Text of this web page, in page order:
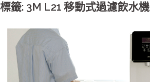
標籤: 3M L21 移動式過濾飲水機